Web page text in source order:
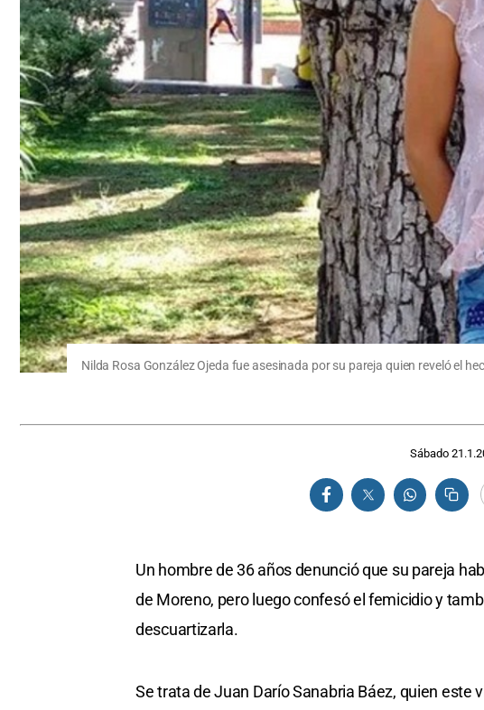
Nilda Rosa González Ojeda fue asesinada por su pareja quien reveló el
Sábado
Un hombre de 36 años denunció que su pareja
de Moreno, pero luego confesó el femicidio y
descuartizarla.
Se trata de Juan Darío Sanabria Báez, quien este